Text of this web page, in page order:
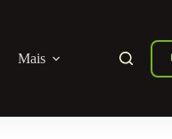
Mais